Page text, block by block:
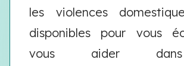
les violences
disponibles pour vous
vous aider